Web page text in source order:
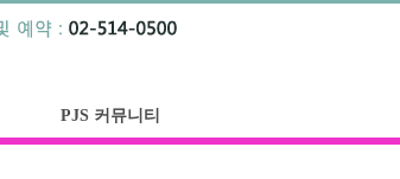
PJS 커뮤니티